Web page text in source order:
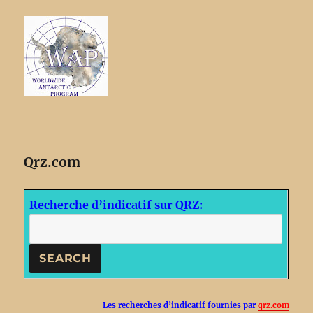
Qrz.com
Recherche d’indicatif sur QRZ:
Les recherches d’indicatif fournies par qrz.com